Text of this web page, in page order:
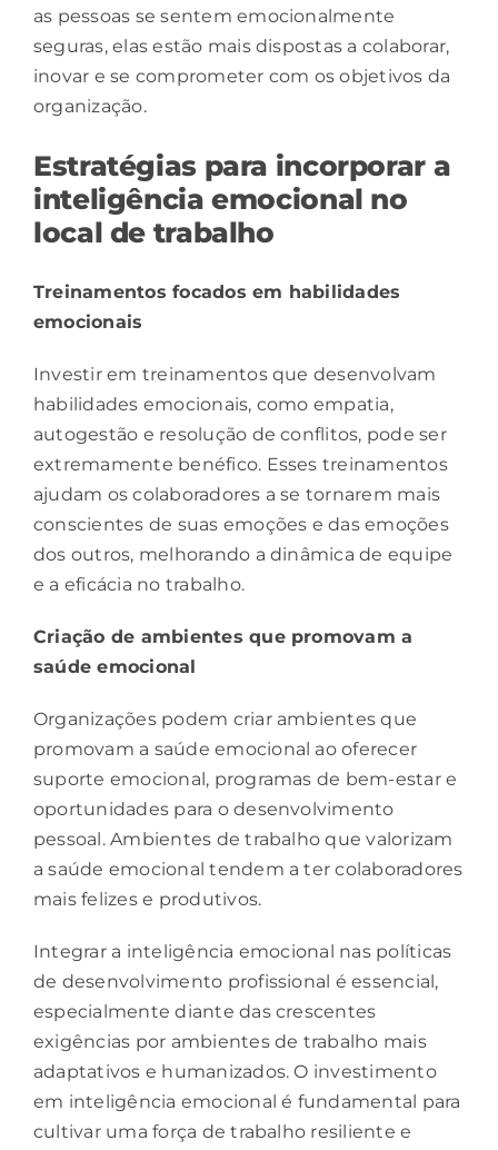
as pessoas se sentem emocionalmente
seguras, elas estão mais dispostas a colaborar,
inovar e se comprometer com os objetivos da
organização.
Estratégias para incorporar a
inteligência emocional no
local de trabalho
Treinamentos focados em habilidades
emocionais
Investir em treinamentos que desenvolvam
habilidades emocionais, como empatia,
autogestão e resolução de conflitos, pode ser
extremamente benéfico. Esses treinamentos
ajudam os colaboradores a se tornarem mais
conscientes de suas emoções e das emoções
dos outros, melhorando a dinâmica de equipe
e a eficácia no trabalho.
Criação de ambientes que promovam a
saúde emocional
Organizações podem criar ambientes que
promovam a saúde emocional ao oferecer
suporte emocional, programas de bem-estar e
oportunidades para o desenvolvimento
pessoal. Ambientes de trabalho que valorizam
a saúde emocional tendem a ter colaboradores
mais felizes e produtivos.
Integrar a inteligência emocional nas políticas
de desenvolvimento profissional é essencial,
especialmente diante das crescentes
exigências por ambientes de trabalho mais
adaptativos e humanizados. O investimento
em inteligência emocional é fundamental para
cultivar uma força de trabalho resiliente e